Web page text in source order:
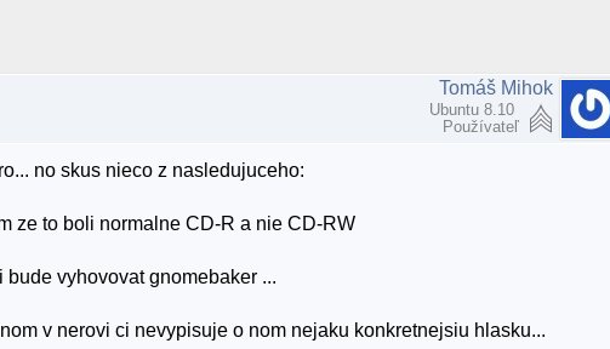
Tomáš Mihok
Ubuntu 8.10
Používateľ
no skus nieco z nasledujuceho:
ze to boli normalne CD-R a nie CD-RW
vyhovovat gnomebaker ...
v nerovi ci nevypisuje o nom nejaku konkretnejsiu hlasku...